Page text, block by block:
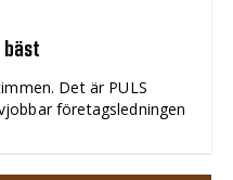
bäst
Det är PULS
företagsledningen